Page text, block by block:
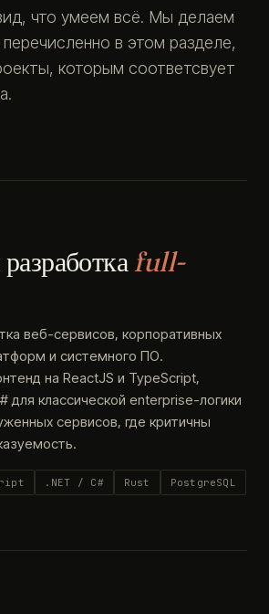
что умеем всё. Мы делаем
в этом разделе,
которым соответсвует
full-
веб-сервисов, корпоративных
и системного ПО.
на ReactJS и TypeScript,
для классической enterprise-логики
сервисов, где критичны
.NET / C# Rust
PostgreSQL